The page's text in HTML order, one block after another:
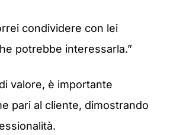
condividere con lei
potrebbe interessarla.”
valore, è importante
pari al cliente, dimostrando